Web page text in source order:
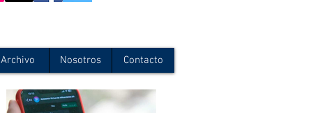
Archivo Nosotros Contacto